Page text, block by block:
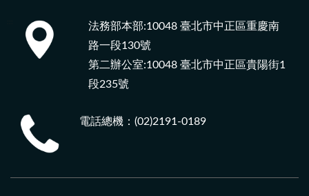
法務部本部:10048 臺北市中正區重慶南
路一段130號
第二辦公室:10048 臺北市中正區貴陽街1
段235號
電話總機：(02)2191-0189